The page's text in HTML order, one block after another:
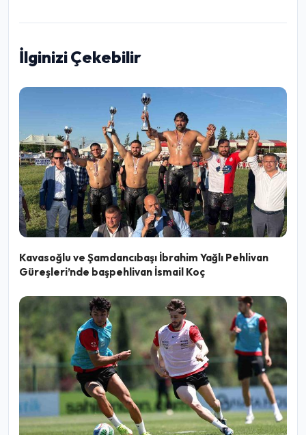
İlginizi Çekebilir
Kavasoğlu ve Şamdancıbaşı İbrahim Yağlı Pehlivan
Güreşleri’nde başpehlivan İsmail Koç